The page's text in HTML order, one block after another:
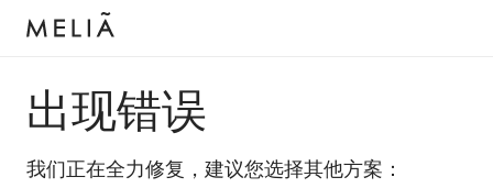
出现错误
我们正在全力修复，建议您选择其他方案：